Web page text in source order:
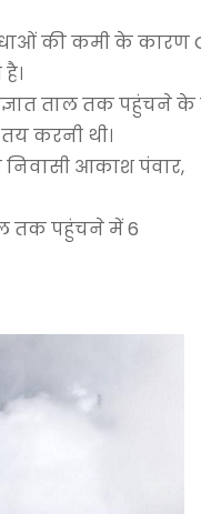
की कमी के कारण
ताल तक पहुंचने के
करनी थी।
निवासी आकाश पंवार,
तक पहुंचने में 6